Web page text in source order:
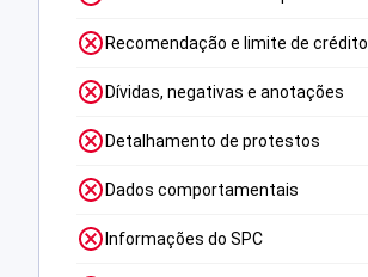
Recomendação e limite de crédito
Dívidas, negativas e anotações
Detalhamento de protestos
Dados comportamentais
Informações do SPC